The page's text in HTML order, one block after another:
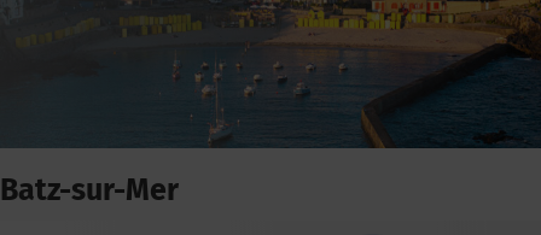
Batz-sur-Mer